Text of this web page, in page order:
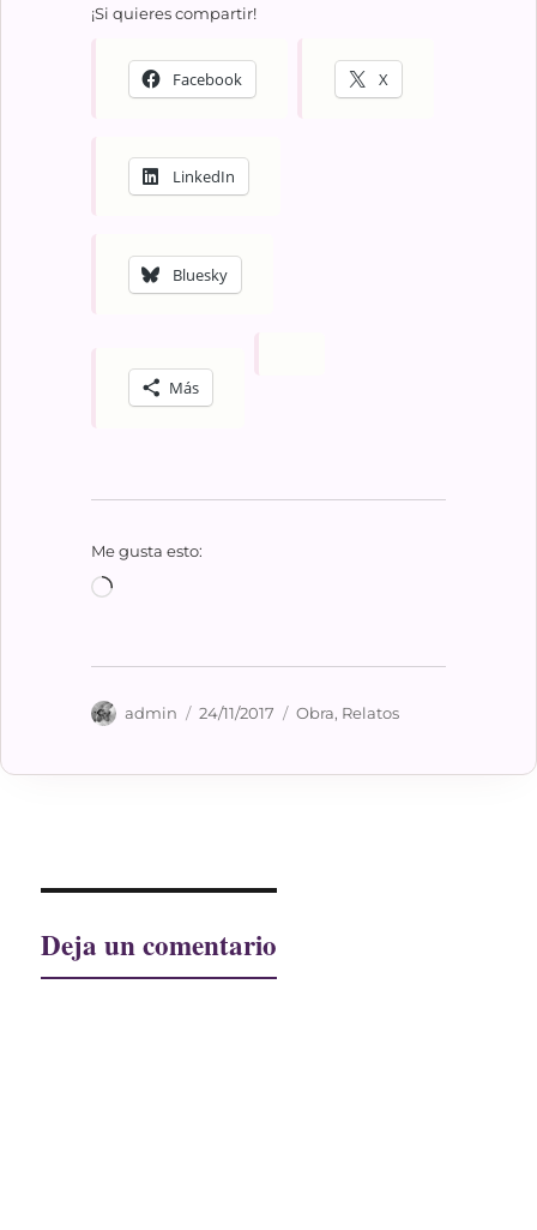
¡Si quieres compartir!
Facebook X
LinkedIn
Bluesky
Más
Me gusta esto:
Cargando...
Autor
admin
Publicado
24/11/2017 Categorías
Obra, Relatos
Deja un comentario